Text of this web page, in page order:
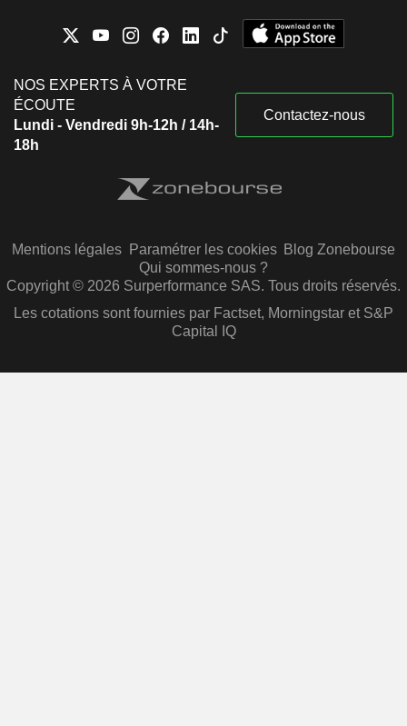
NOS EXPERTS À VOTRE
ÉCOUTE
Lundi - Vendredi 9h-12h / 14h-
18h
Contactez-nous
Mentions légales Paramétrer les cookies Blog Zonebourse
Qui sommes-nous ?
Copyright © 2026 Surperformance SAS. Tous droits réservés.
Les cotations sont fournies par Factset, Morningstar et S&P
Capital IQ